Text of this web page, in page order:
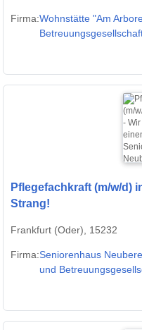
Firma:Wohnstätte "Am
Pflegefachkraft (m/w/d)
Strang!
Frankfurt (Oder), 15232
Firma:Seniorenhaus
und